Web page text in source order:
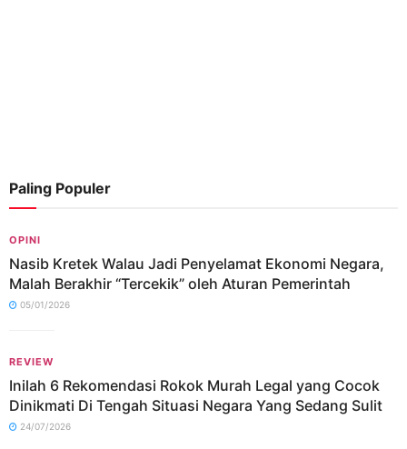
Paling Populer
OPINI
Nasib Kretek Walau Jadi Penyelamat Ekonomi Negara,
Malah Berakhir “Tercekik” oleh Aturan Pemerintah
05/01/2026
REVIEW
Inilah 6 Rekomendasi Rokok Murah Legal yang Cocok
Dinikmati Di Tengah Situasi Negara Yang Sedang Sulit
24/07/2026